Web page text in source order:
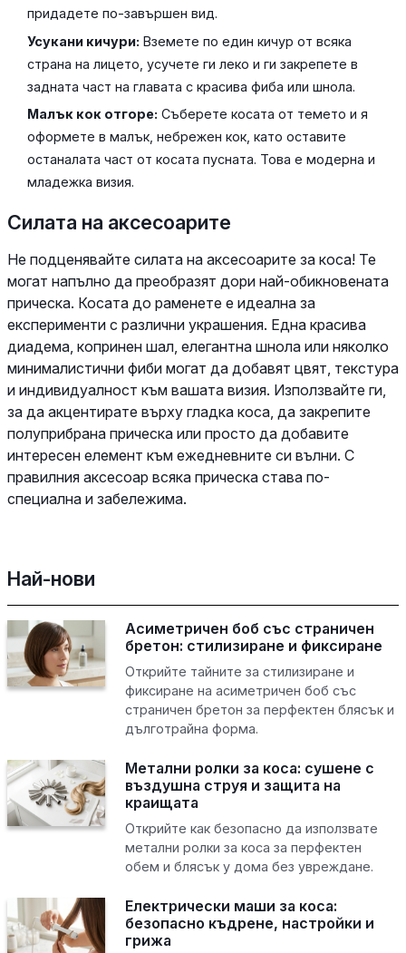
придадете по-завършен вид.
Усукани кичури: Вземете по един кичур от всяка
страна на лицето, усучете ги леко и ги закрепете в
задната част на главата с красива фиба или шнола.
Малък кок отгоре: Съберете косата от темето и я
оформете в малък, небрежен кок, като оставите
останалата част от косата пусната. Това е модерна и
младежка визия.
Силата на аксесоарите
Не подценявайте силата на аксесоарите за коса! Те
могат напълно да преобразят дори най-обикновената
прическа. Косата до раменете е идеална за
експерименти с различни украшения. Една красива
диадема, копринен шал, елегантна шнола или няколко
минималистични фиби могат да добавят цвят, текстура
и индивидуалност към вашата визия. Използвайте ги,
за да акцентирате върху гладка коса, да закрепите
полуприбрана прическа или просто да добавите
интересен елемент към ежедневните си вълни. С
правилния аксесоар всяка прическа става по-
специална и забележима.
Най-нови
Асиметричен боб със страничен
бретон: стилизиране и фиксиране
Открийте тайните за стилизиране и
фиксиране на асиметричен боб със
страничен бретон за перфектен блясък и
дълготрайна форма.
Метални ролки за коса: сушене с
въздушна струя и защита на
краищата
Открийте как безопасно да използвате
метални ролки за коса за перфектен
обем и блясък у дома без увреждане.
Електрически маши за коса:
безопасно къдрене, настройки и
грижа